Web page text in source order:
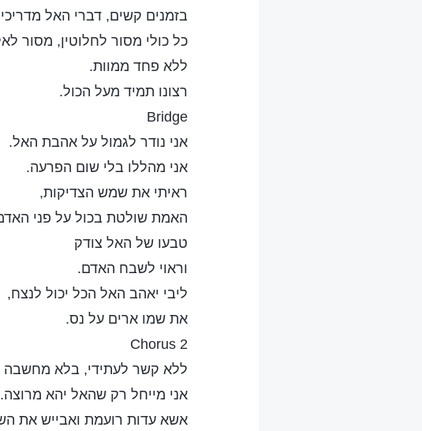
בזמנים קשים, דברי האל
כל כולי מסור לחלוטין, מסור
ללא פחד ממוות.
רצונו תמיד מעל הכול.
Bridge
אני נודר לגמול על אהבת האל.
אני מהללו בלי שום הפרעה.
ראיתי את שמש הצדיקות,
האמת שולטת בכול על פני
טבעו של האל צודק
וראוי לשבח האדם.
ליבי יאהב האל הכל יכול לנצח,
את שמו ארים על נס.
Chorus 2
ללא קשר לעתידי, בלא מחשבה
אני מייחל רק שהאל יהא מרוצה.
אשא עדות רועמת ואבייש את